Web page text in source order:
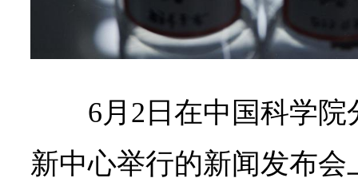
6月2日在中国科学
新中心举行的新闻发布